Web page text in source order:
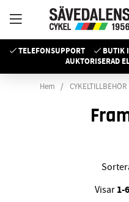
TELEFONSUPPORT BUTIK
AUKTORISERAD
Hem CYKELTILLBEHÖR
Visar 1-6